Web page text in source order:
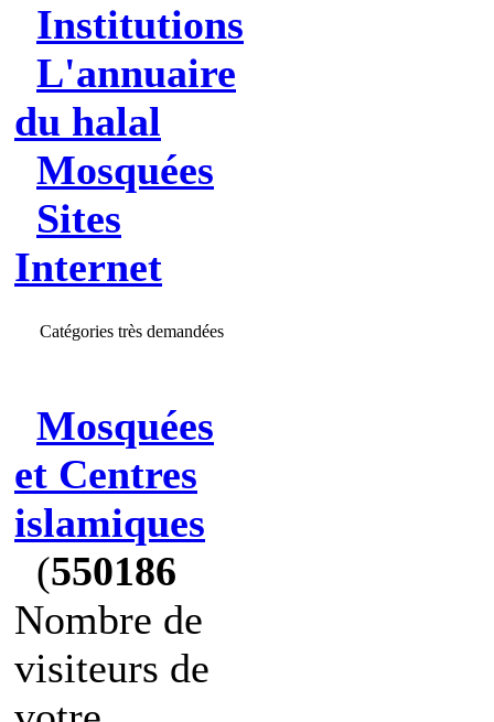
Institutions
L'annuaire
du halal
Mosquées
Sites
Internet
Catégories très demandées
Mosquées
et Centres
islamiques
(550186
Nombre de
visiteurs de